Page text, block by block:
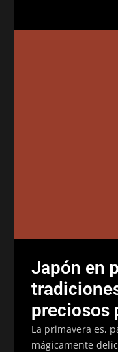
Japón en
preciosos
La primavera es,
mágicamente